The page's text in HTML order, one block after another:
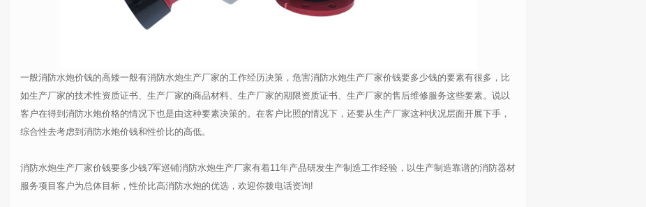
一般消防水炮价钱的高矮一般有消防水炮生产厂家的工作经历决策，危害消防水炮生产厂家价钱要多少钱的要素有很多，比
如生产厂家的技术性资质证书、生产厂家的商品材料、生产厂家的期限资质证书、生产厂家的售后维修服务这些要素。说以
客户在得到消防水炮价格的情况下也是由这种要素决策的。在客户比照的情况下，还要从生产厂家这种状况层面开展下手，
综合性去考虑到消防水炮价钱和性价比的高低。
消防水炮生产厂家价钱要多少钱?军巡铺消防水炮生产厂家有着11年产品研发生产制造工作经验，以生产制造靠谱的消防器材
服务项目客户为总体目标，性价比高消防水炮的优选，欢迎你拨电话资询!